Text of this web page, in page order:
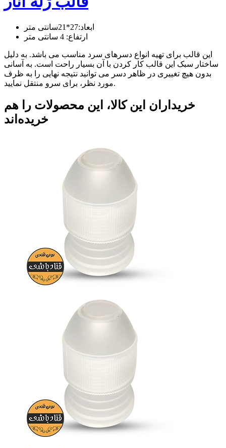
ابعاد:27*21سانتی متر
ارتفاع: 4 سانتی متر
این قالب برای تهیه انواع دسرهای سرد مناسب می باشد. به دلیل
ساختار سبک این قالب کار کردن با آن بسیار راحت است. به آسانی
بدون هیچ تغییری در ظاهر دسر می توانید نتیجه نهایی را به ظرف
مورد نظر، برای سرو منتقل نمایید.
خریداران این کالا، این محصولات را هم
خریده‌اند